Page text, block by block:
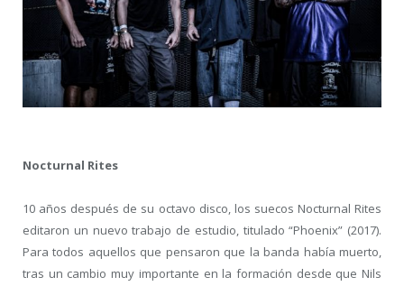
Nocturnal Rites
10 años después de su octavo disco, los suecos Nocturnal Rites
editaron un nuevo trabajo de estudio, titulado “Phoenix” (2017).
Para todos aquellos que pensaron que la banda había muerto,
tras un cambio muy importante en la formación desde que Nils